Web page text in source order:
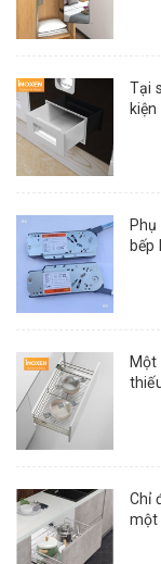
Tại
kiện
bếp
Một
Chỉ
một